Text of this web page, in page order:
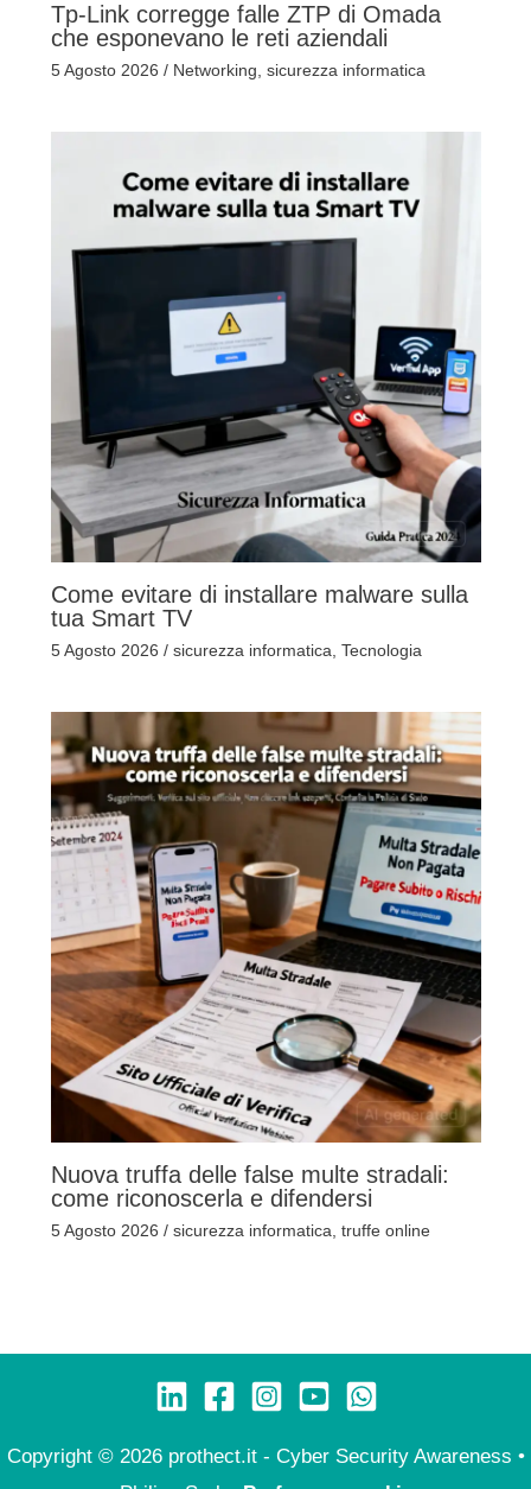
Tp-Link corregge falle ZTP di Omada
che esponevano le reti aziendali
5 Agosto 2026 / Networking sicurezza informatica
Come evitare di installare malware sulla
tua Smart TV
5 Agosto 2026 / sicurezza informatica Tecnologia
Nuova truffa delle false multe stradali:
come riconoscerla e difendersi
5 Agosto 2026 / sicurezza informatica truffe online
Copyright © 2026 prothect.it - Cyber Security Awareness •